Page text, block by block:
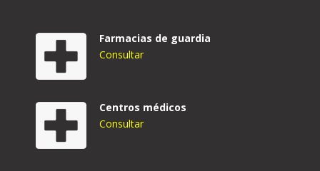
Farmacias de guardia
Consultar
Centros médicos
Consultar